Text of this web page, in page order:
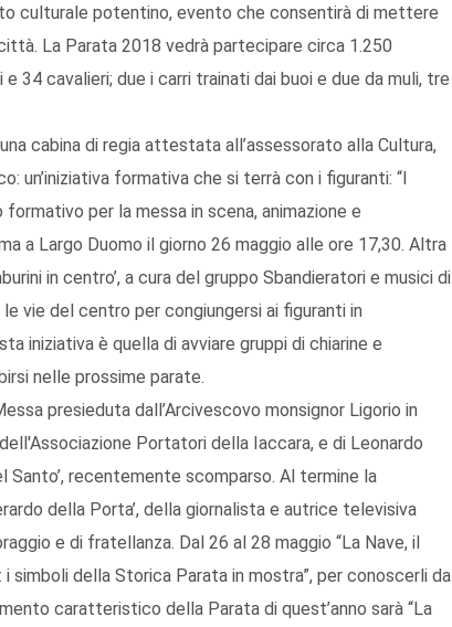
culturale potentino, evento che consentirà di mettere
La Parata 2018 vedrà partecipare circa 1.250
34 cavalieri; due i carri trainati dai buoi e due da muli, tre
cabina di regia attestata all’assessorato alla Cultura,
un’iniziativa formativa che si terrà con i figuranti: “I
per la messa in scena, animazione e
a Largo Duomo il giorno 26 maggio alle ore 17,30. Altra
in centro’, a cura del gruppo Sbandieratori e musici di
vie del centro per congiungersi ai figuranti in
iniziativa è quella di avviare gruppi di chiarine e
nelle prossime parate.
presieduta dall’Arcivescovo monsignor Ligorio in
Portatori della Iaccara, e di Leonardo
Santo’, recentemente scomparso. Al termine la
della Porta’, della giornalista e autrice televisiva
e di fratellanza. Dal 26 al 28 maggio “La Nave, il
simboli della Storica Parata in mostra”, per conoscerli da
caratteristico della Parata di quest’anno sarà “La